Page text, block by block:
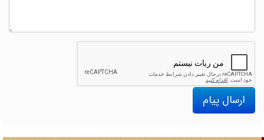
ارسال پیام